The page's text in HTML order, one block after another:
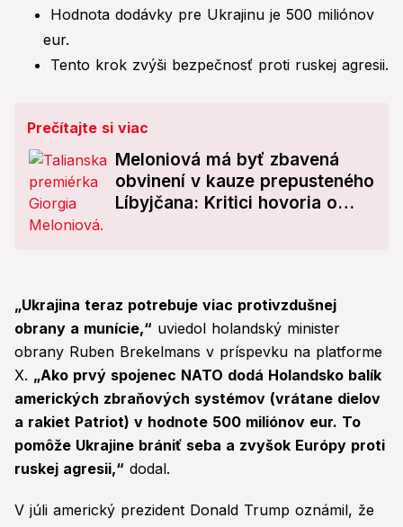
Hodnota dodávky pre Ukrajinu je 500 miliónov
eur.
Tento krok zvýši bezpečnosť proti ruskej agresii.
Prečítajte si viac
Meloniová má byť zbavená
obvinení v kauze prepusteného
Líbyjčana: Kritici hovoria o
„Ukrajina teraz potrebuje viac protivzdušnej
obrany a munície,“ uviedol holandský minister
obrany Ruben Brekelmans v príspevku na platforme
X. „Ako prvý spojenec NATO dodá Holandsko balík
amerických zbraňových systémov (vrátane dielov
a rakiet Patriot) v hodnote 500 miliónov eur. To
pomôže Ukrajine brániť seba a zvyšok Európy proti
ruskej agresii,“ dodal.
V júli americký prezident Donald Trump oznámil, že